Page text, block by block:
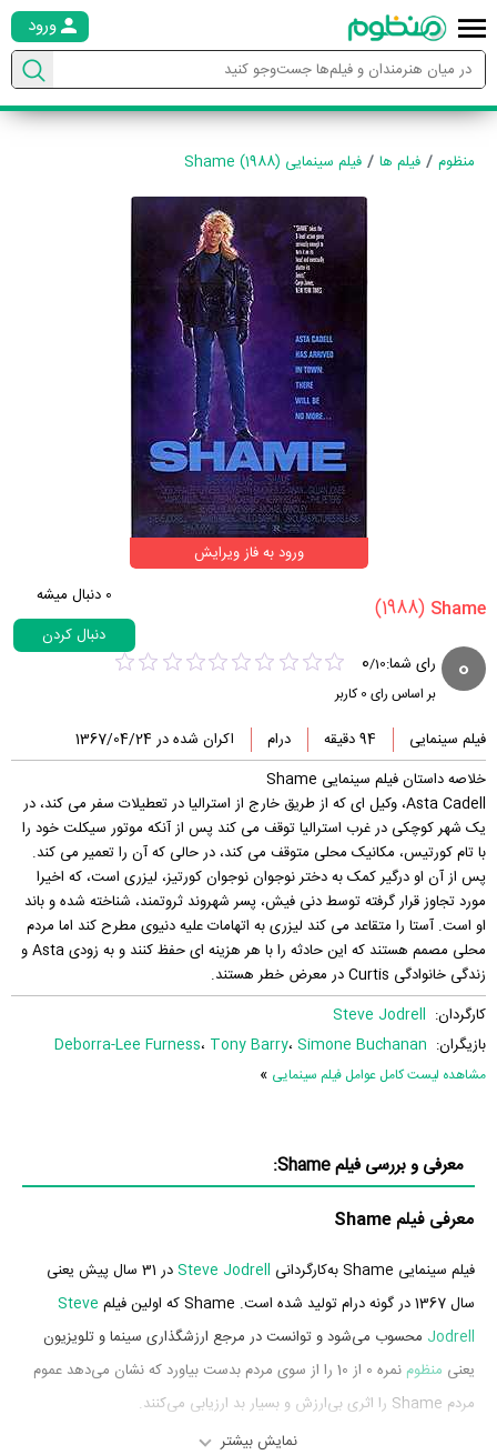
ورود
منظوم فیلم ها فیلم سینمایی Shame (1988)
ورود به فاز ویرایش
(1988)
0 دنبال میشه
دنبال کردن
0 رای شما: 0/10
بر اساس رای 0کاربر
فیلم سینمایی 94 دقیقه درام
اکران شده در 1367/04/24
خلاصه داستان فیلم سینمایی Shame
Asta Cadell، وکیل ای که از طریق خارج از استرالیا در تعطیلات سفر می کند، در
یک شهر کوچکی در غرب استرالیا توقف می کند پس از آنکه موتور سیکلت خود را
با تام کورتیس، مکانیک محلی متوقف می کند، در حالی که آن را تعمیر می کند.
پس از آن او درگیر کمک به دختر نوجوان نوجوان کورتیز، لیزری است، که اخیرا
مورد تجاوز قرار گرفته توسط دنی فیش، پسر شهروند ثروتمند، شناخته شده و باند
او است. آستا را متقاعد می کند لیزری به اتهامات علیه دنیوی مطرح کند اما مردم
محلی مصمم هستند که این حادثه را با هر هزینه ای حفظ کنند و به زودی Asta و
زندگی خانوادگی Curtis در معرض خطر هستند.
کارگردان: Steve Jodrell
بازیگران:
Deborra-Lee Furness، Tony Barry، Simone Buchanan
مشاهده لیست کامل عوامل فیلم سینمایی »
معرفی و بررسی فیلم Shame:
معرفی فیلم Shame
فیلم سینمایی Shame به‌کارگردانی Steve Jodrell
در 31 سال پیش یعنی
سال 1367 در گونه درام تولید شده است. Shame که اولین فیلم
Steve
Jodrell محسوب می‌شود و توانست در مرجع ارزشگذاری سینما و تلویزیون
یعنی منظوم
نمره 0 از 10 را از سوی مردم بدست بیاورد که نشان می‌دهد عموم
مردم Shame را اثری بی‌ارزش و بسیار بد ارزیابی می‌کنند.
نمایش بیشتر